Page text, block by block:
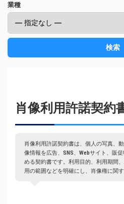
業種
検索
肖像利用許諾契約
肖像利用許諾契約書は、個人の写真、
像情報を広告、SNS、Webサイト、販
める契約書です。利用目的、利用期間
用の範囲などを明確にし、肖像権に関